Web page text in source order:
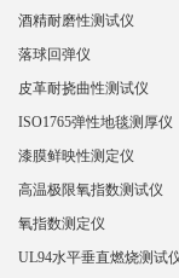
酒精耐磨性测试仪
落球回弹仪
皮革耐挠曲性测试仪
ISO1765弹性地毯测厚仪
漆膜鲜映性测定仪
高温极限氧指数测试仪
氧指数测定仪
UL94水平垂直燃烧测试